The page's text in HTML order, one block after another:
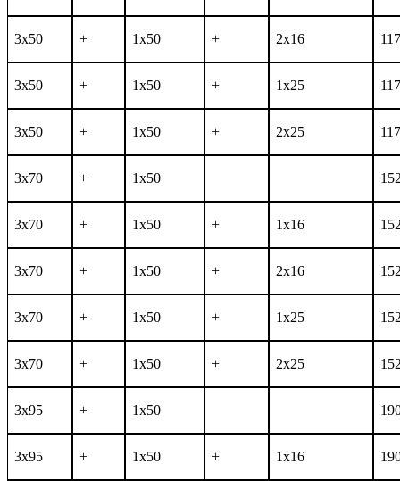
3x50 + 1x50 + 2x16 117
3x50 + 1x50 + 1x25 117
3x50 + 1x50 + 2x25 117
3x70 + 1x50
3x70 + 1x50 + 1x16
3x70 + 1x50 + 2x16
3x70 + 1x50 + 1x25
3x70 + 1x50 + 2x25
3x95 + 1x50
3x95 + 1x50 + 1x16